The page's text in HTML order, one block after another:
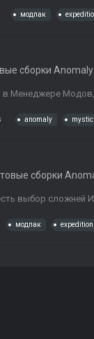
модпак
сборки Anomaly
в Менеджере
anomaly mystic
сборки
выбор сложней
модпак expedition